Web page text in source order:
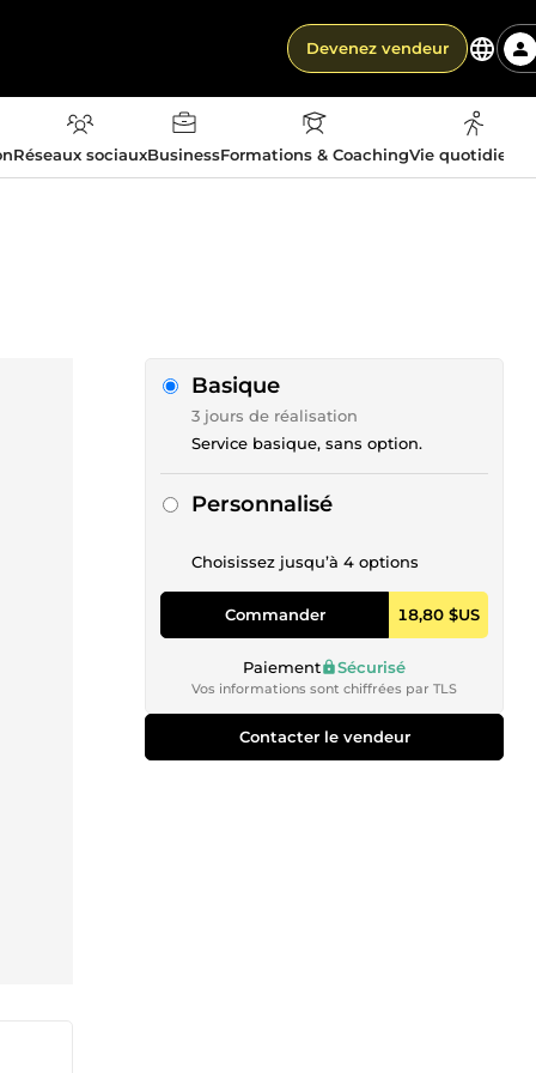
Devenez vendeur
Réseaux sociauxBusinessFormations & CoachingVie
Basique
3 jours de réalisation
Service basique, sans option.
Personnalisé
Choisissez jusqu’à 4 options
Commander 18,80 $US
Paiement Sécurisé
Vos informations sont chiffrées par TLS
Contacter le vendeur